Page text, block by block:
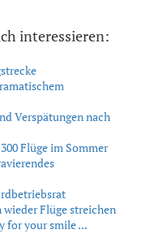
interessieren:
Verspätungen nach
Flüge im Sommer
Flüge streichen
for your smile ...